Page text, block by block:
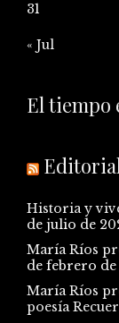
31
« Jul
El tiempo
Historia y
de julio de
María Ríos
de febrero de
María Ríos
poesía